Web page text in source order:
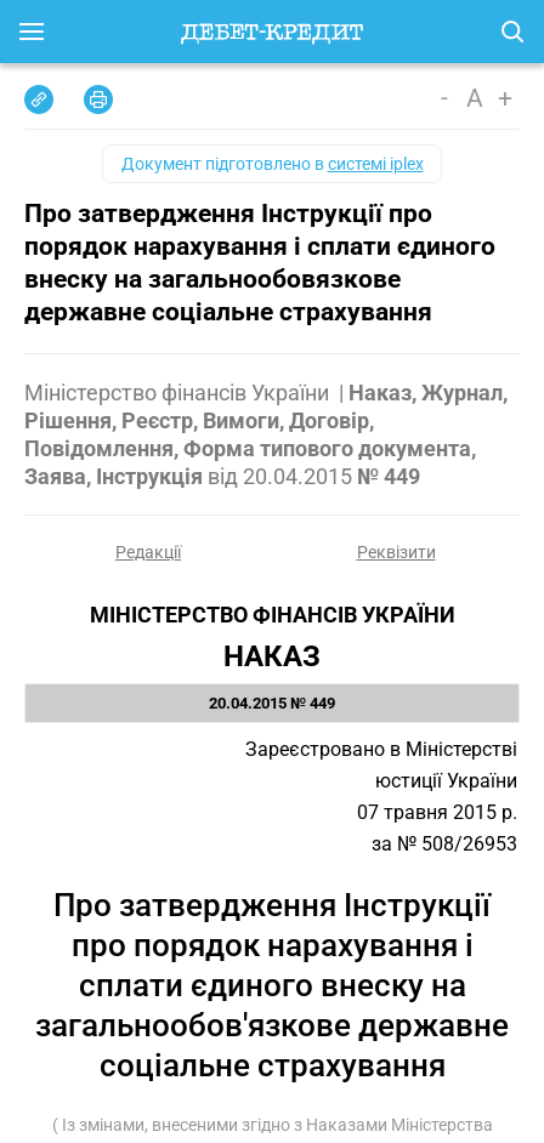
- A +
Документ підготовлено всистемі iplex
Про затвердження Інструкції про
порядок нарахування і сплати єдиного
внеску на загальнообовязкове
державне соціальне страхування
Міністерство фінансів України | Наказ, Журнал,
Рішення, Реєстр, Вимоги, Договір,
Повідомлення, Форма типового документа,
Заява, Інструкція від 20.04.2015 № 449
Редакції Реквізити
МІНІСТЕРСТВО ФІНАНСІВ УКРАЇНИ
НАКАЗ
20.04.2015 № 449
Зареєстровано в Міністерстві
юстиції України
07 травня 2015 р.
за № 508/26953
Про затвердження Інструкції
про порядок нарахування і
сплати єдиного внеску на
загальнообов'язкове державне
соціальне страхування
( Із змінами, внесеними згідно з Наказами Міністерства